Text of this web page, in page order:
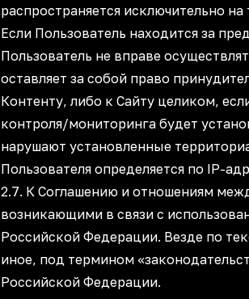
распространяется исключительно
Если Пользователь находится за
Пользователь не вправе
оставляет за собой право
Контенту, либо к Сайту целиком,
контроля/мониторинга будет
нарушают установленные
Пользователя определяется по IP-
2.7. К Соглашению и отношениям
возникающими в связи с
Российской Федерации. Везде по
иное, под термином
Российской Федерации.